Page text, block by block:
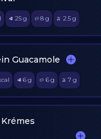
🥩 25g 🥔 8g 🫒 2.5g
Guacamole
🥩 6g 🥔 6g 🫒 7 g